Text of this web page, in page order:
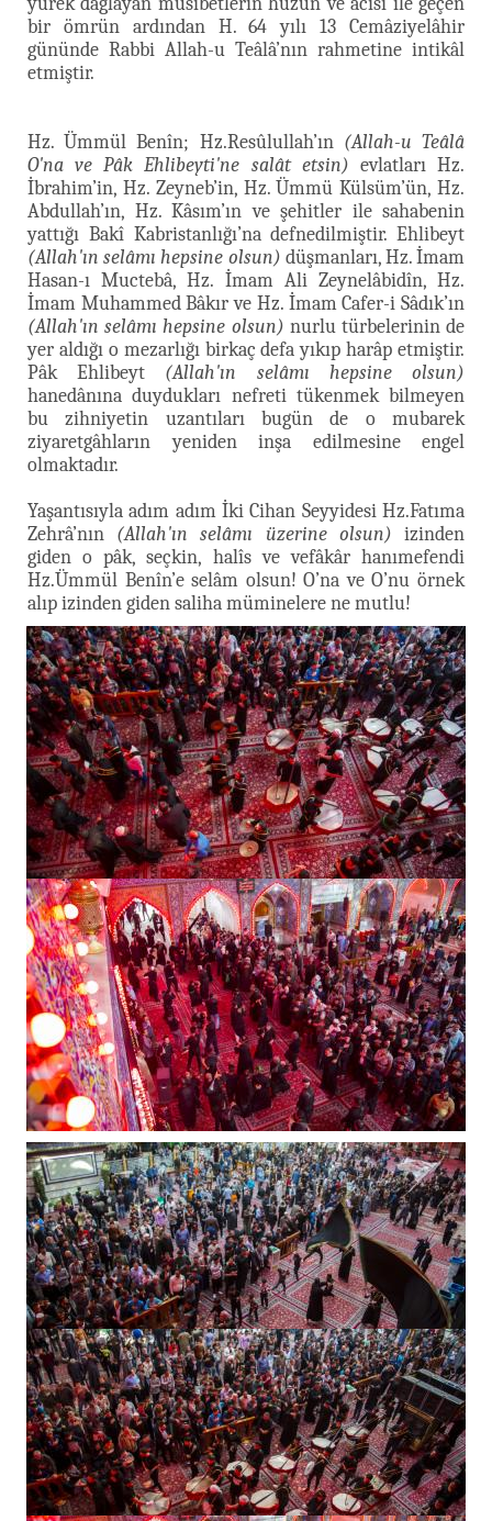
bir ömrün ardından H. 64 yılı 13 Cemâziyelâhir
gününde Rabbi Allah-u Teâlâ’nın rahmetine intikâl
etmiştir.
Hz. Ümmül Benîn; Hz.Resûlullah’ın (Allah-u Teâlâ
O'na ve Pâk Ehlibeyti'ne salât etsin) evlatları Hz.
İbrahim’in, Hz. Zeyneb’in, Hz. Ümmü Külsüm’ün, Hz.
Abdullah’ın, Hz. Kâsım’ın ve şehitler ile sahabenin
yattığı Bakî Kabristanlığı’na defnedilmiştir. Ehlibeyt
(Allah'ın selâmı hepsine olsun) düşmanları, Hz. İmam
Hasan-ı Muctebâ, Hz. İmam Ali Zeynelâbidîn, Hz.
İmam Muhammed Bâkır ve Hz. İmam Cafer-i Sâdık’ın
(Allah'ın selâmı hepsine olsun) nurlu türbelerinin de
yer aldığı o mezarlığı birkaç defa yıkıp harâp etmiştir.
Pâk Ehlibeyt (Allah'ın selâmı hepsine olsun)
hanedânına duydukları nefreti tükenmek bilmeyen
bu zihniyetin uzantıları bugün de o mubarek
ziyaretgâhların yeniden inşa edilmesine engel
olmaktadır.
Yaşantısıyla adım adım İki Cihan Seyyidesi Hz.Fatıma
Zehrâ’nın (Allah'ın selâmı üzerine olsun) izinden
giden o pâk, seçkin, halîs ve vefâkâr hanımefendi
Hz.Ümmül Benîn’e selâm olsun! O’na ve O’nu örnek
alıp izinden giden saliha müminelere ne mutlu!